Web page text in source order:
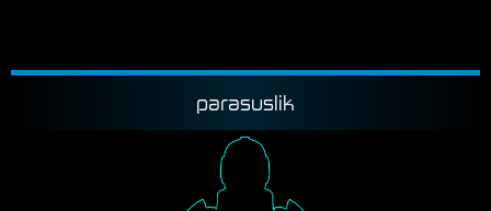
parasuslik